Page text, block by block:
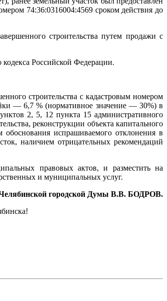
74:36:0316004:4569 сроком действия до
строительства путем продажи с
кодекса Российской Федерации.
строительства с кадастровым номером
— 6,7 % (нормативное значение — 30%) в
2, 5, 12 пункта 15 административного
реконструкции объекта капитального
испрашиваемого отклонения в
наличием отрицательных рекомендаций
правовых актов, и разместить на
и муниципальных услуг.
Челябинской городской Думы В.В. БОДРОВ.